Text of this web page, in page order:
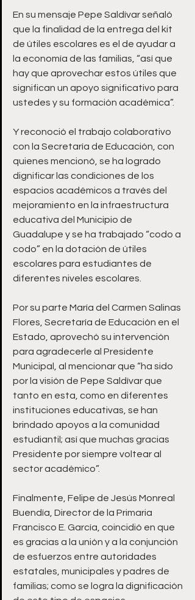
En su mensaje Pepe Saldívar señaló
que la finalidad de la entrega del kit
de útiles escolares es el de ayudar a
la economía de las familias, “así que
hay que aprovechar estos útiles que
significan un apoyo significativo para
ustedes y su formación académica”.
Y reconoció el trabajo colaborativo
con la Secretaría de Educación, con
quienes mencionó, se ha logrado
dignificar las condiciones de los
espacios académicos a través del
mejoramiento en la infraestructura
educativa del Municipio de
Guadalupe y se ha trabajado “codo a
codo” en la dotación de útiles
escolares para estudiantes de
diferentes niveles escolares.
Por su parte María del Carmen Salinas
Flores, Secretaría de Educación en el
Estado, aprovechó su intervención
para agradecerle al Presidente
Municipal, al mencionar que “ha sido
por la visión de Pepe Saldívar que
tanto en esta, como en diferentes
instituciones educativas, se han
brindado apoyos a la comunidad
estudiantil; así que muchas gracias
Presidente por siempre voltear al
sector académico”.
Finalmente, Felipe de Jesús Monreal
Buendía, Director de la Primaria
Francisco E. García, coincidió en que
es gracias a la unión y a la conjunción
de esfuerzos entre autoridades
estatales, municipales y padres de
familias; como se logra la dignificación